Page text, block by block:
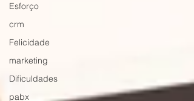
Esforço
crm
Felicidade
marketing
Dificuldades
pabx